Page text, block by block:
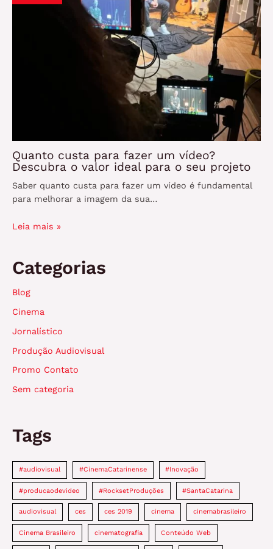
Quanto custa para fazer um vídeo?
Descubra o valor ideal para o seu projeto
Saber quanto custa para fazer um vídeo é fundamental
para melhorar a imagem da sua…
Leia mais »
Categorias
Blog
Cinema
Jornalístico
Produção Audiovisual
Promo Contato
Sem categoria
Tags
#audiovisual #CinemaCatarinense #Inovação
#producaodevideo #RocksetProduções #SantaCatarina
audiovisual ces ces 2019 cinema cinemabrasileiro
Cinema Brasileiro cinematografia Conteúdo Web